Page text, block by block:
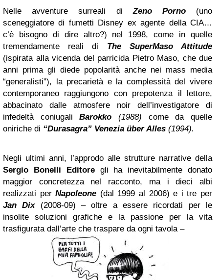
Nelle avventure surreali diZeno Porno(uno
sceneggiatore di fumetti Disney ex agente della CIA…
c’è bisogno di dire altro?) nel 1998, come in quelle
tremendamente reali di The SuperMaso Attitude
(ispirata alla vicenda del parricida Pietro Maso, che due
anni prima gli diede popolarità anche nei mass media
“generalisti”), la precarietà e la complessità del vivere
contemporaneo raggiungono con prepotenza il lettore,
abbacinato dalle atmosfere noir dell’investigatore di
infedeltà coniugaliBarokko(1988) come da quelle
oniriche di “Durasagra” Venezia über Alles (1994).
Negli ultimi anni, l’approdo alle strutture narrative della
Sergio Bonelli Editoregli ha inevitabilmente donato
maggior concretezza nel racconto, ma i dieci albi
realizzati perNapoleone (dal 1999 al 2006) e i tre per
Jan Dix(2008-09) – oltre a essere ricordati per le
insolite soluzioni grafiche e la passione per la vita
trasfigurata dall’arte che traspare da ogni tavola –